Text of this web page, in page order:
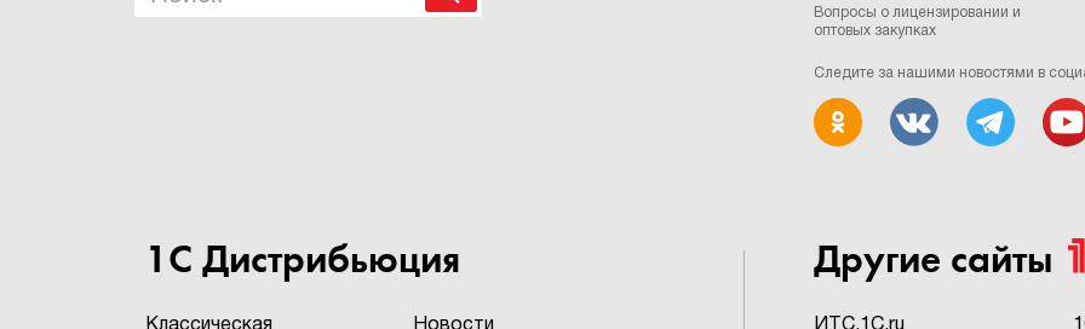
Вопросы о лицензировании и
оптовых закупках
Следите за нашими новостями в
1С Дистрибьюция
Классическая Новости
Другие сайты
ИTC.1C.ru